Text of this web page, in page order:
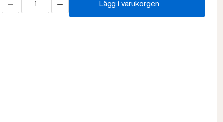
Lägg i varukorgen